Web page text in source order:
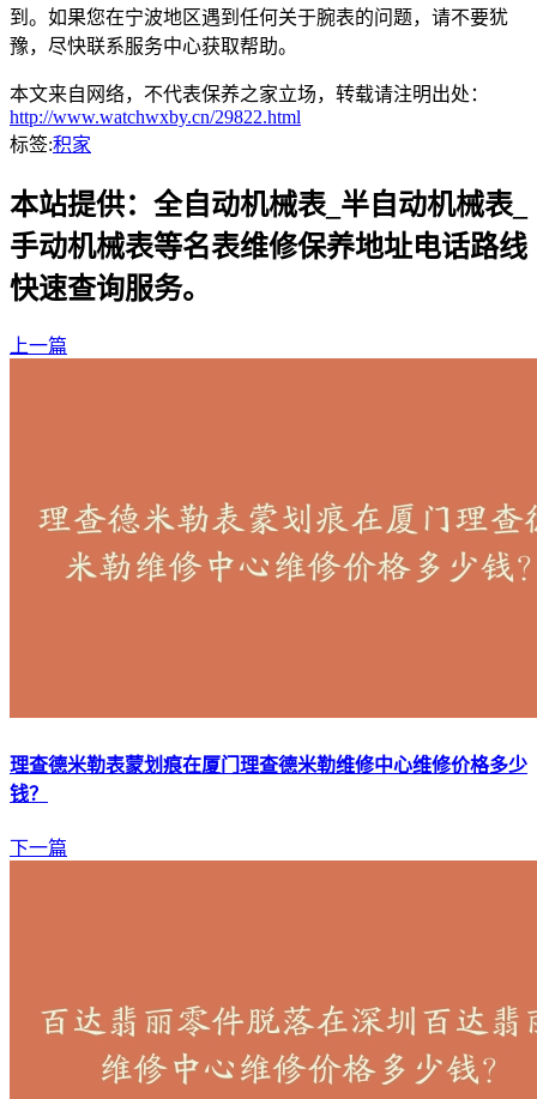
到。如果您在宁波地区遇到任何关于腕表的问题，请不要犹
豫，尽快联系服务中心获取帮助。
本文来自网络，不代表保养之家立场，转载请注明出处：
http://www.watchwxby.cn/29822.html
标签:积家
本站提供：全自动机械表_半自动机械表_
手动机械表等名表维修保养地址电话路线
快速查询服务。
上一篇
理查德米勒表蒙划痕在厦门理查德米勒维修中心维修价格多少
钱？
下一篇